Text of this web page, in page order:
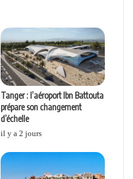
Tanger : l’aéroport Ibn Battouta
prépare son changement
d’échelle
il y a 2 jours